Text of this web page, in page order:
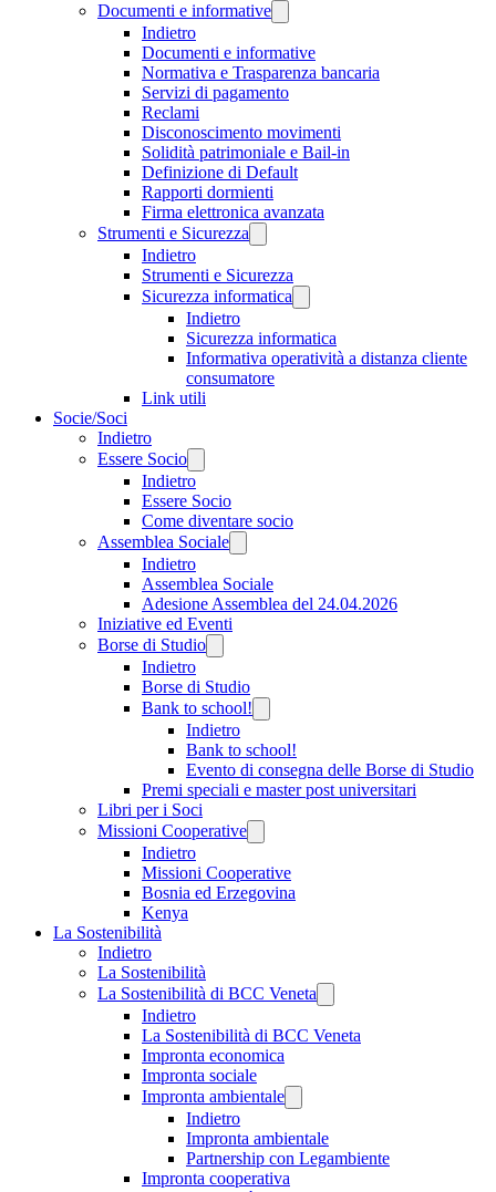
Documenti e informative
Indietro
Documenti e informative
Normativa e Trasparenza bancaria
Servizi di pagamento
Reclami
Disconoscimento movimenti
Solidità patrimoniale e Bail-in
Definizione di Default
Rapporti dormienti
Firma elettronica avanzata
Strumenti e Sicurezza
Indietro
Strumenti e Sicurezza
Sicurezza informatica
Indietro
Sicurezza informatica
Informativa operatività a distanza cliente
consumatore
Link utili
Socie/Soci
Indietro
Essere Socio
Indietro
Essere Socio
Come diventare socio
Assemblea Sociale
Indietro
Assemblea Sociale
Adesione Assemblea del 24.04.2026
Iniziative ed Eventi
Borse di Studio
Indietro
Borse di Studio
Bank to school!
Indietro
Bank to school!
Evento di consegna delle Borse di Studio
Premi speciali e master post universitari
Libri per i Soci
Missioni Cooperative
Indietro
Missioni Cooperative
Bosnia ed Erzegovina
Kenya
La Sostenibilità
Indietro
La Sostenibilità
La Sostenibilità di BCC Veneta
Indietro
La Sostenibilità di BCC Veneta
Impronta economica
Impronta sociale
Impronta ambientale
Indietro
Impronta ambientale
Partnership con Legambiente
Impronta cooperativa